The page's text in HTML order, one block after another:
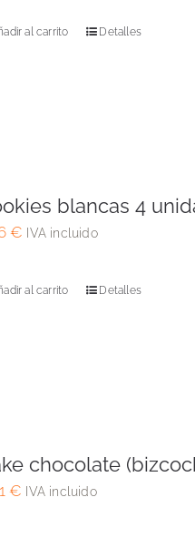
al carrito Detalles
blancas 4
€ IVA incluido
al carrito Detalles
chocolate
€ IVA incluido